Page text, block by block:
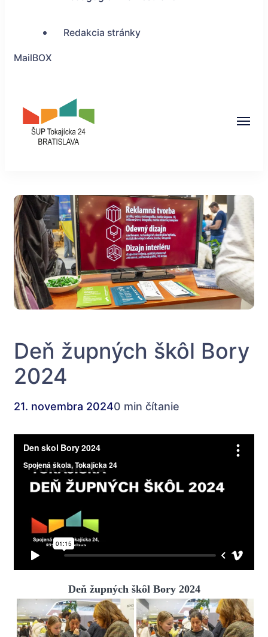
Redakcia stránky
MailBOX
Bratislava
Deň župných škôl Bory
2024
21. novembra 20240 min čítanie
Deň župných škôl Bory 2024